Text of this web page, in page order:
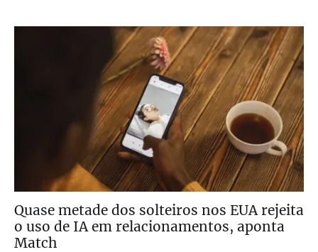
Quase metade dos solteiros nos EUA rejeita
o uso de IA em relacionamentos, aponta
Match